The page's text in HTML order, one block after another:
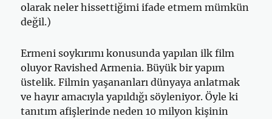
olarak neler hissettiğimi ifade etmem mümkün
değil.)
Ermeni soykırımı konusunda yapılan ilk film
oluyor Ravished Armenia. Büyük bir yapım
üstelik. Filmin yaşananları dünyaya anlatmak
ve hayır amacıyla yapıldığı söyleniyor. Öyle ki
tanıtım afişlerinde neden 10 milyon kişinin